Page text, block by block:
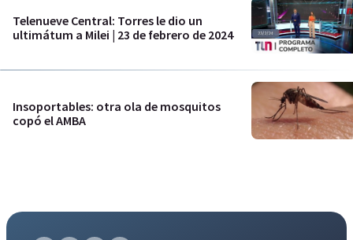
Telenueve Central: Torres le dio un
ultimátum a Milei | 23 de febrero de 2024
Insoportables: otra ola de mosquitos
copó el AMBA